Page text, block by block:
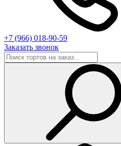
+7 (966) 018-90-59
Заказать звонок